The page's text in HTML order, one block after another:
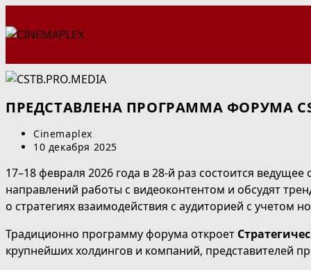
к
ПРЕДСТАВЛЕНА ПРОГРАММА ФОРУМА
Автор
записи:
Cinemaplex
Запись
10 декабря 2025
17–18 февраля 2026 года в 28-й раз состоится
направлений работы с видеоконтентом и обсудят
о стратегиях взаимодействия с аудиторией с учетом
Традиционно программу форума откроет
крупнейших холдингов и компаний, представителей